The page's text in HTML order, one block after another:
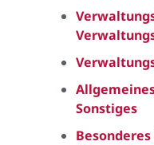
Sonstiges